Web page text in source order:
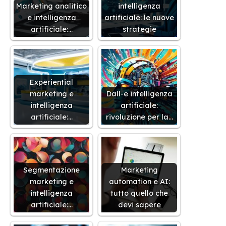
Marketing analitico
e intelligenza
artificiale:…
intelligenza
artificiale: le nuove
strategie
Experiential
marketing e
intelligenza
artificiale:…
Dall-e intelligenza
artificiale:
rivoluzione per la…
Segmentazione
marketing e
intelligenza
artificiale:…
Marketing
automation e AI:
tutto quello che
devi sapere